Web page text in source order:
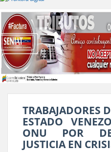
TRABAJADORES
ESTADO
ONU POR
JUSTICIA EN